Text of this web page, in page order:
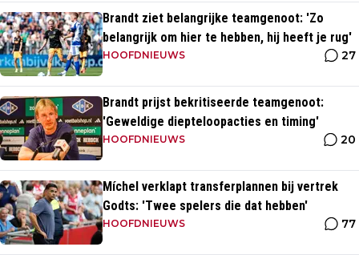
Brandt ziet belangrijke teamgenoot: 'Zo
belangrijk om hier te hebben, hij heeft je rug'
HOOFDNIEUWS 27
Brandt prijst bekritiseerde teamgenoot:
'Geweldige diepteloopacties en timing'
HOOFDNIEUWS 20
Míchel verklapt transferplannen bij vertrek
Godts: 'Twee spelers die dat hebben'
HOOFDNIEUWS 77